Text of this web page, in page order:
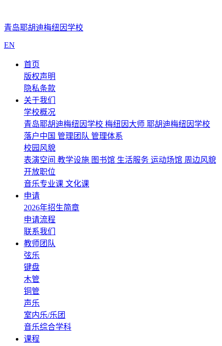
青岛耶胡迪梅纽因学校
EN
首页
版权声明
隐私条款
关于我们
学校概况
青岛耶胡迪梅纽因学校 梅纽因大师 耶胡迪梅纽因学校
落户中国 管理团队 管理体系
校园风貌
表演空间 教学设施 图书馆 生活服务 运动场馆 周边风貌
开放职位
音乐专业课 文化课
申请
2026年招生简章
申请流程
联系我们
教师团队
弦乐
键盘
木管
铜管
声乐
室内乐/乐团
音乐综合学科
课程